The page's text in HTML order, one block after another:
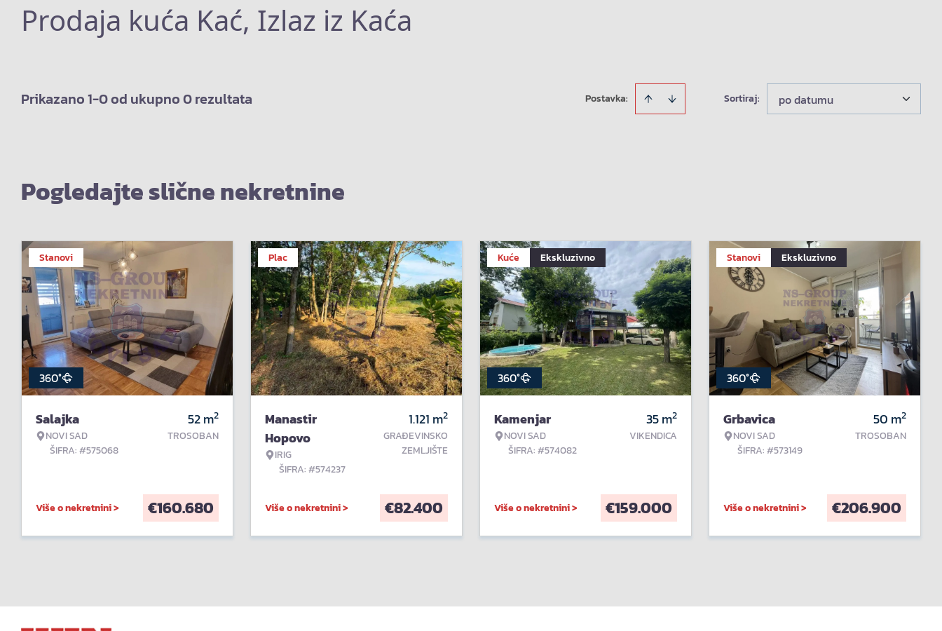
Prodaja kuća Kać, Izlaz iz Kaća
Prikazano 1-0 od ukupno 0 rezultata Postavka: Sortiraj: po datumu
Pogledajte slične nekretnine
Stanovi
360°
Salajka
NOVI SAD
ŠIFRA: #575068
52m2
TROSOBAN
Više o nekretnini > €160.680
Plac
Manastir
Hopovo
IRIG
ŠIFRA: #574237
1.121 m2
GRAĐEVINSKO
ZEMLJIŠTE
Više o nekretnini > €82.400
Kuće Ekskluzivno
360°
Kamenjar
NOVI SAD
ŠIFRA: #574082
35m2
VIKENDICA
Više o nekretnini > €159.000
Stanovi Ekskluzivno
360°
Grbavica
NOVI SAD
ŠIFRA: #573149
50 m2
TROSOBAN
Više o nekretnini > €206.900